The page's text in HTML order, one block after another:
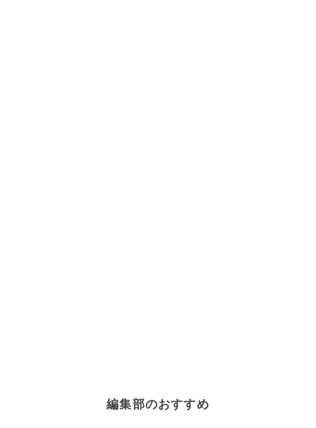
編集部のおすすめ